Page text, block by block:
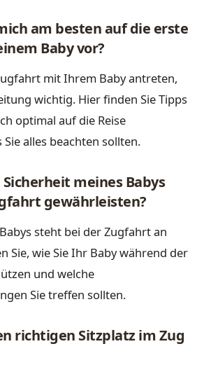
am besten auf die erste
Baby vor?
mit Ihrem Baby antreten,
wichtig. Hier finden Sie Tipps
optimal auf die Reise
alles beachten sollten.
meines Babys
gewährleisten?
steht bei der Zugfahrt an
Sie, wie Sie Ihr Baby während der
und welche
Sie treffen sollten.
richtigen Sitzplatz im Zug